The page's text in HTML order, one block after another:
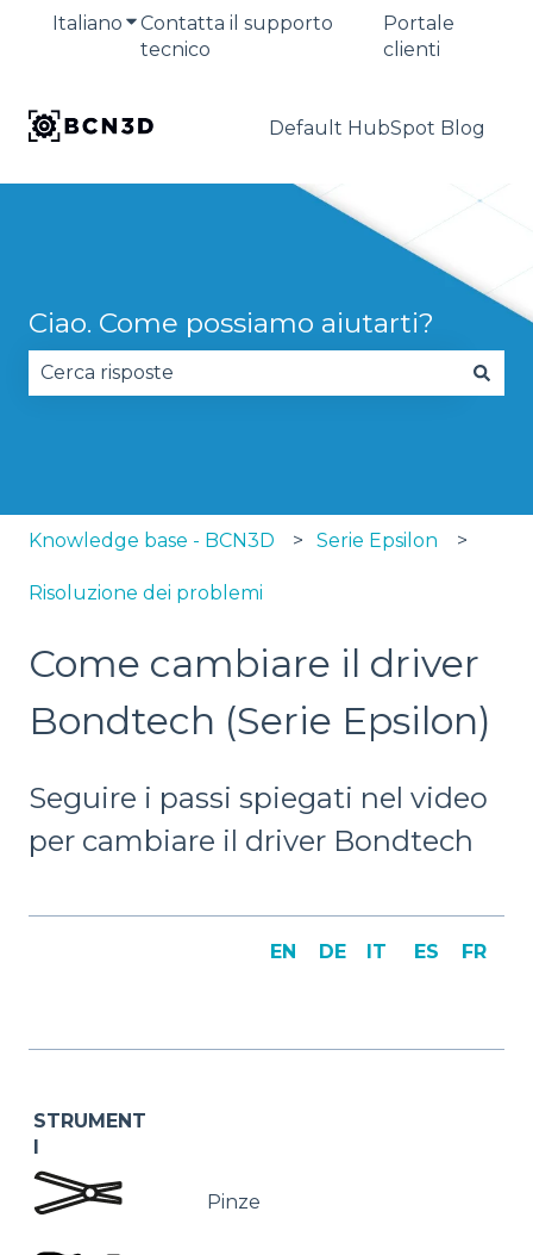
Italiano Mostra sottomenu per le traduzioni
Contatta il supporto
tecnico
Portale
clienti
Default HubSpot Blog
Ciao. Come possiamo aiutarti?
Knowledge base - BCN3D Serie Epsilon
Risoluzione dei problemi
Come cambiare il driver
Bondtech (Serie Epsilon)
Seguire i passi spiegati nel video
per cambiare il driver Bondtech
EN DE IT ES FR
STRUMENT
I
Pinze